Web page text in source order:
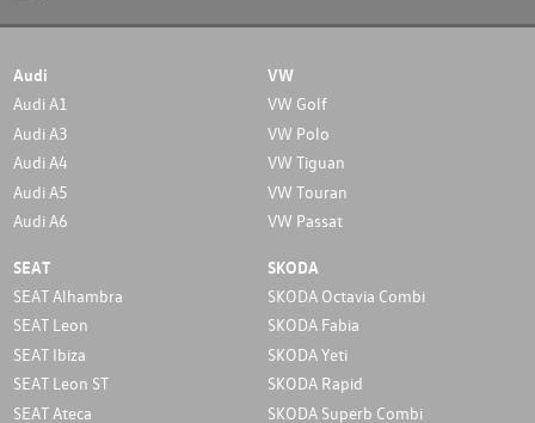
Audi
Audi A1
Audi A3
Audi A4
Audi A5
Audi A6
VW
VW Golf
VW Polo
VW Tiguan
VW Touran
VW Passat
SEAT
SEAT Alhambra
SEAT Leon
SEAT Ibiza
SEAT Leon ST
SEAT Ateca
SKODA
SKODA Octavia Combi
SKODA Fabia
SKODA Yeti
SKODA Rapid
SKODA Superb Combi